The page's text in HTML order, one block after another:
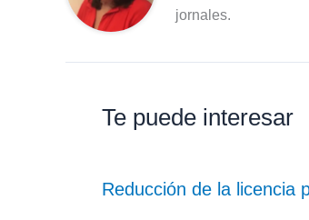
jornales.
Te puede interesar
Reducción de la licencia